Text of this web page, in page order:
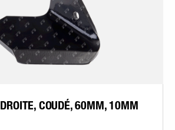
COUDÉ, 60MM, 10MM